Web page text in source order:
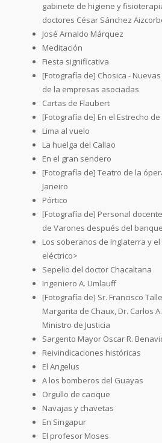
gabinete de higiene y
doctores César Sánchez
José Arnaldo Márquez
Meditación
Fiesta significativa
[Fotografía de] Chosica -
de la empresas asociadas
Cartas de Flaubert
[Fotografía de] En el Estrecho
Lima al vuelo
La huelga del Callao
En el gran sendero
[Fotografía de] Teatro de la
Janeiro
Pórtico
[Fotografía de] Personal
de Varones después del
Los soberanos de Inglaterra y
eléctrico>
Sepelio del doctor Chacaltana
Ingeniero A. Umlauff
[Fotografía de] Sr. Francisco
Margarita de Chaux, Dr. Carlos
Ministro de Justicia
Sargento Mayor Oscar R.
Reivindicaciones históricas
El Angelus
A los bomberos del Guayas
Orgullo de cacique
Navajas y chavetas
En Singapur
El profesor Moses